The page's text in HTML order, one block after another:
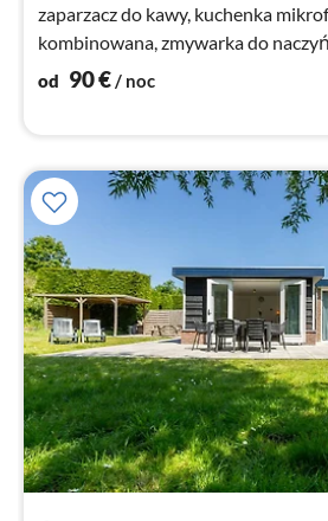
zaparzacz do kawy, kuchenka
kombinowana, zmywarka do
zamrażarka))
od 90€/ noc